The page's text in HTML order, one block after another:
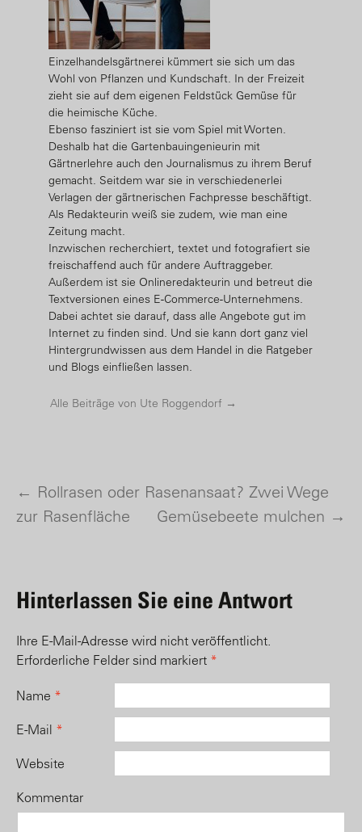
Einzelhandelsgärtnerei kümmert sie sich um das
Wohl von Pflanzen und Kundschaft. In der Freizeit
zieht sie auf dem eigenen Feldstück Gemüse für
die heimische Küche.
Ebenso fasziniert ist sie vom Spiel mit Worten.
Deshalb hat die Gartenbauingenieurin mit
Gärtnerlehre auch den Journalismus zu ihrem Beruf
gemacht. Seitdem war sie in verschiedenerlei
Verlagen der gärtnerischen Fachpresse beschäftigt.
Als Redakteurin weiß sie zudem, wie man eine
Zeitung macht.
Inzwischen recherchiert, textet und fotografiert sie
freischaffend auch für andere Auftraggeber.
Außerdem ist sie Onlineredakteurin und betreut die
Textversionen eines E-Commerce-Unternehmens.
Dabei achtet sie darauf, dass alle Angebote gut im
Internet zu finden sind. Und sie kann dort ganz viel
Hintergrundwissen aus dem Handel in die Ratgeber
und Blogs einfließen lassen.
Alle Beiträge von Ute Roggendorf →
Post navigation
← Rollrasen oder Rasenansaat? Zwei Wege
zur Rasenfläche
Gemüsebeete mulchen →
Hinterlassen Sie eine Antwort
Ihre E-Mail-Adresse wird nicht veröffentlicht.
Erforderliche Felder sind markiert *
Name *
E-Mail *
Website
Kommentar